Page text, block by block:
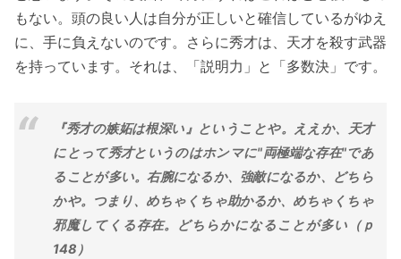
もない。頭の良い人は自分が正しいと確信しているがゆえ
に、手に負えないのです。さらに秀才は、天才を殺す武器
を持っています。それは、「説明力」と「多数決」です。
『秀才の嫉妬は根深い』ということや。ええか、天才
にとって秀才というのはホンマに"両極端な存在"であ
ることが多い。右腕になるか、強敵になるか、どちら
かや。つまり、めちゃくちゃ助かるか、めちゃくちゃ
邪魔してくる存在。どちらかになることが多い（ｐ
148）